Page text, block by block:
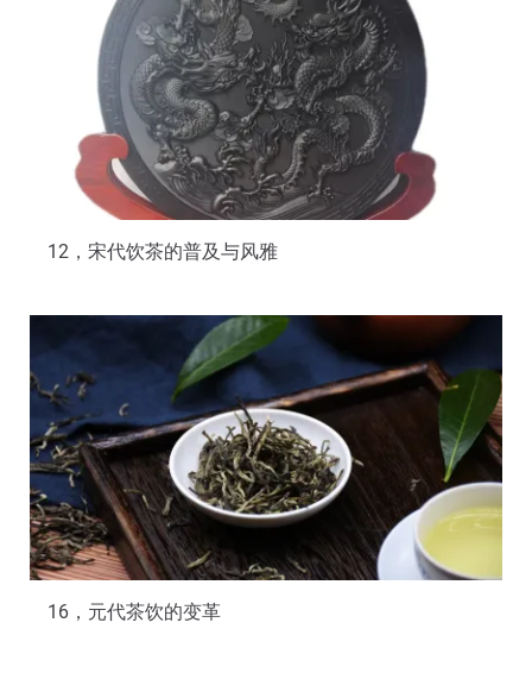
12，宋代饮茶的普及与风雅
16，元代茶饮的变革